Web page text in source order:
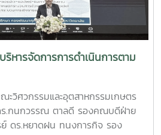
ดร.จตุรภัทร วาฤทธิ์คณะวิศวกรรมและ
งขัน Startup Thailand League
ส่งเสริมศักยภาพนักศึกษาด้าน
กอบการรุ่นใหม่ โดยเปิดโอกาสให้
ธุรกิจและผลงานนวัตกรรมสู่การ
ระเทศทั้งนี้ ทีม Coff Brew ได้รับ
แบบและเตรียมเข้าร่วมกิจกรรม
มิถุนายน 2569 ณ ศูนย์การค้า
านคร เพื่อจัดแสดงผลงานต่อนัก
ริหารจัดการการดำเนินการตาม
ะวิศวกรรมและอุตสาหกรรมเกษตร
ร.กนกวรรณ ตาลดี รองคณบดีฝ่าย
ย์ ดร.หยาดฝน ทนงการกิจ รอง